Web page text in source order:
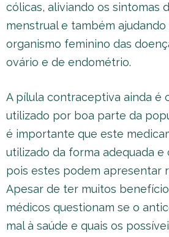
cólicas, aliviando os sintomas
menstrual e também
organismo feminino das
ovário e de endométrio.
A pílula contraceptiva ainda é
utilizado por boa parte da
é importante que este
utilizado da forma adequada e
pois estes podem apresentar
Apesar de ter muitos
médicos questionam se o
mal à saúde e quais os